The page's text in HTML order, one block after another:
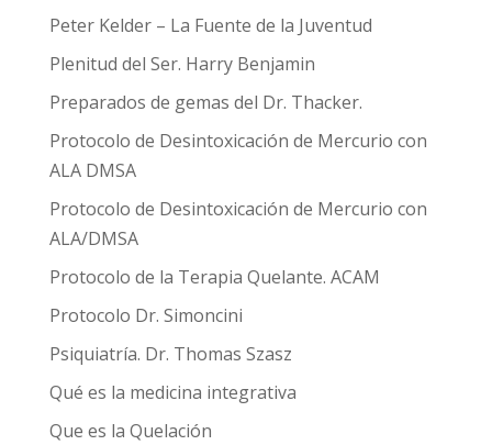
Peter Kelder – La Fuente de la Juventud
Plenitud del Ser. Harry Benjamin
Preparados de gemas del Dr. Thacker.
Protocolo de Desintoxicación de Mercurio con
ALA DMSA
Protocolo de Desintoxicación de Mercurio con
ALA/DMSA
Protocolo de la Terapia Quelante. ACAM
Protocolo Dr. Simoncini
Psiquiatría. Dr. Thomas Szasz
Qué es la medicina integrativa
Que es la Quelación